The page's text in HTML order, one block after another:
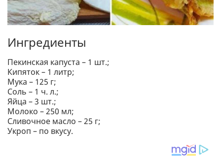
Ингредиенты
Пекинская капуста – 1 шт.;
Кипяток – 1 литр;
Мука – 125 г;
Соль – 1 ч. л.;
Яйца – 3 шт.;
Молоко – 250 мл;
Сливочное масло – 25 г;
Укроп – по вкусу.